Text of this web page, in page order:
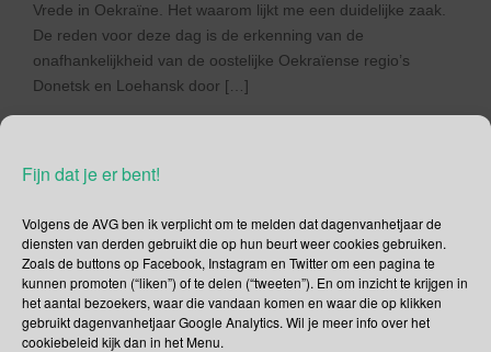
Fijn dat je er bent!
Volgens de AVG ben ik verplicht om te melden dat dagenvanhetjaar de
diensten van derden gebruikt die op hun beurt weer cookies gebruiken.
Zoals de buttons op Facebook, Instagram en Twitter om een pagina te
kunnen promoten (“liken”) of te delen (“tweeten”). En om inzicht te krijgen in
het aantal bezoekers, waar die vandaan komen en waar die op klikken
gebruikt dagenvanhetjaar Google Analytics. Wil je meer info over het
cookiebeleid kijk dan in het Menu.
Vrede in Oekraïne. Het waarom lijkt me een duidelijke zaak.
De reden voor deze dag is de erkenning van de
onafhankelijkheid van de oostelijke Oekraïense regio’s
Donetsk en Loehansk door […]
Social Media
Je kunt me volgen op